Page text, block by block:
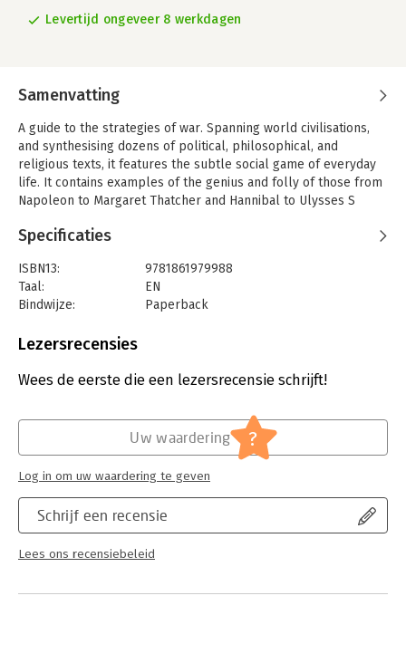
Levertijd ongeveer 8 werkdagen
Samenvatting
A guide to the strategies of war. Spanning world civilisations,
and synthesising dozens of political, philosophical, and
religious texts, it features the subtle social game of everyday
life. It contains examples of the genius and folly of those from
Napoleon to Margaret Thatcher and Hannibal to Ulysses S
Specificaties
ISBN13:
9781861979988
Taal:
EN
Bindwijze:
Paperback
Uitgever:
Lezersrecensies
Wees de eerste die een lezersrecensie schrijft!
Schrijf een recensie
Lees ons recensiebeleid
Uw waardering ?
Log in om uw waardering te geven